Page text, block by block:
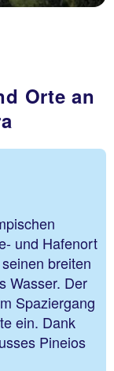
Orte an
und Hafenort
breiten
Wasser. Der
Spaziergang
ein. Dank
Pineios